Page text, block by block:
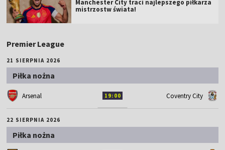
Manchester City traci najlepszego piłkarza
mistrzostw świata!
Premier League
21 SIERPNIA 2026
Piłka nożna
Arsenal 19:00 Coventry City
22 SIERPNIA 2026
Piłka nożna